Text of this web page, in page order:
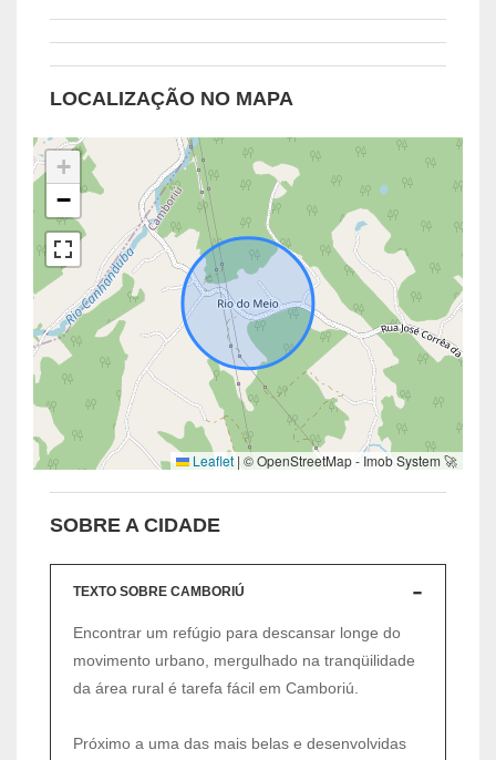
LOCALIZAÇÃO NO MAPA
+
−
Leaflet | © OpenStreetMap - Imob System 🚀
SOBRE A CIDADE
TEXTO SOBRE CAMBORIÚ
Encontrar um refúgio para descansar longe do
movimento urbano, mergulhado na tranqüilidade
da área rural é tarefa fácil em Camboriú.
Próximo a uma das mais belas e desenvolvidas